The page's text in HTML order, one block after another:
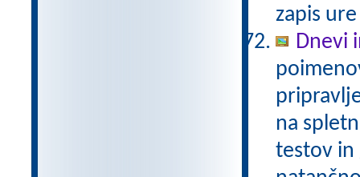
zapis
Dnevi
na
testov in